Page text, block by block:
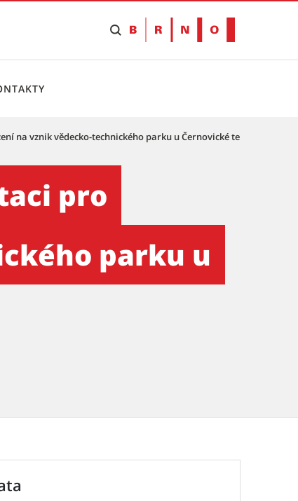
na vznik
na vznik vědecko-technického parku u Černovické terasy
pro
parku u